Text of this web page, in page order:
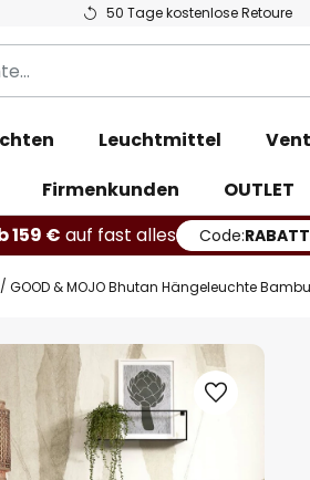
50 Tage kostenlose Retoure
Leuchtmittel
Firmenkunden
OUTLET
159 € auf fast alles Code:RABATT
GOOD & MOJO Bhutan Hängeleuchte